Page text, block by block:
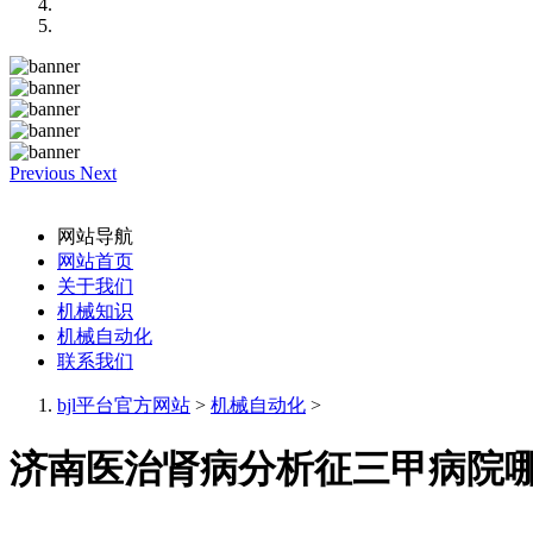
Previous Next
网站导航
网站首页
关于我们
机械知识
机械自动化
联系我们
bjl平台官方网站 > 机械自动化 >
济南医治肾病分析征三甲病院